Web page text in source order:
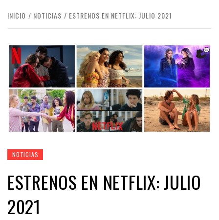
INICIO NOTICIAS ESTRENOS EN NETFLIX: JULIO 2021
NOTICIAS
ESTRENOS EN NETFLIX: JULIO
2021